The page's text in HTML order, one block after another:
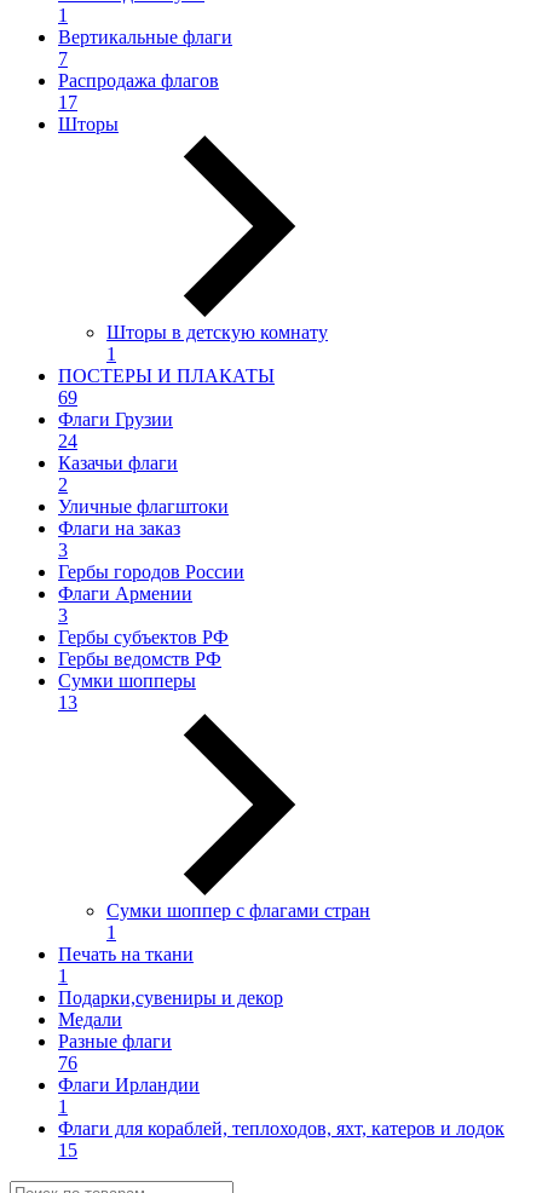
1
Вертикальные флаги
7
Распродажа флагов
17
Шторы
Шторы в детскую комнату
1
ПОСТЕРЫ И ПЛАКАТЫ
69
Флаги Грузии
24
Казачьи флаги
2
Уличные флагштоки
Флаги на заказ
3
Гербы городов России
Флаги Армении
3
Гербы субъектов РФ
Гербы ведомств РФ
Сумки шопперы
13
Сумки шоппер с флагами стран
1
Печать на ткани
1
Подарки,сувениры и декор
Медали
Разные флаги
76
Флаги Ирландии
1
Флаги для кораблей, теплоходов, яхт, катеров и лодок
15